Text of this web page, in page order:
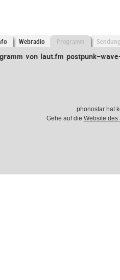
Webradio Programm
von laut.fm postpunk-
phonostar hat
Gehe auf die Website des